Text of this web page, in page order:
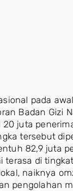
pada
Badan Gizi
juta
tersebut
82,9 juta
terasa di
naiknya
pengolahan